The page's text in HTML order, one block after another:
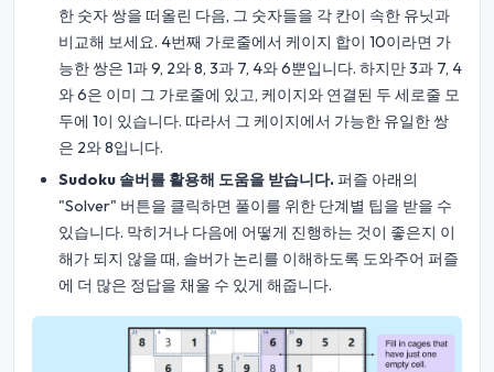
한 숫자 쌍을 떠올린 다음, 그 숫자들을 각 칸이 속한 유닛과
비교해 보세요. 4번째 가로줄에서 케이지 합이 10이라면 가
능한 쌍은 1과 9, 2와 8, 3과 7, 4와 6뿐입니다. 하지만 3과 7, 4
와 6은 이미 그 가로줄에 있고, 케이지와 연결된 두 세로줄 모
두에 1이 있습니다. 따라서 그 케이지에서 가능한 유일한 쌍
은 2와 8입니다.
Sudoku 솔버를 활용해 도움을 받습니다.퍼즐 아래의
"Solver" 버튼을 클릭하면 풀이를 위한 단계별 팁을 받을 수
있습니다. 막히거나 다음에 어떻게 진행하는 것이 좋은지 이
해가 되지 않을 때, 솔버가 논리를 이해하도록 도와주어 퍼즐
에 더 많은 정답을 채울 수 있게 해줍니다.